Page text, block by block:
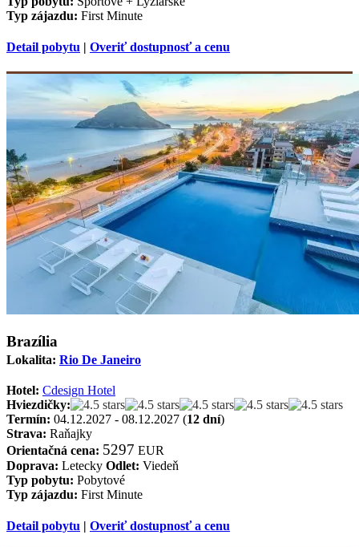
Typ zájazdu: First Minute
Detail pobytu | Overiť dostupnosť a cenu
Brazília
Lokalita: Rio De Janeiro
Hotel: Cdesign Hotel
Hviezdičky:
Termín: 04.12.2027 - 08.12.2027 (12 dní)
Strava: Raňajky
Orientačná cena: 5297 EUR
Doprava: Letecky Odlet: Viedeň
Typ pobytu: Pobytové
Typ zájazdu: First Minute
Detail pobytu | Overiť dostupnosť a cenu